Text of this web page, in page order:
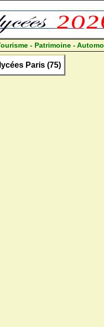
- Patrimoine -
lycées Paris (75)